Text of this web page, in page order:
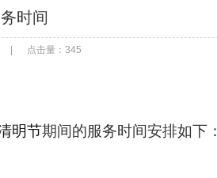
时间
点击量：345
明节期间的服务时间安排如下：